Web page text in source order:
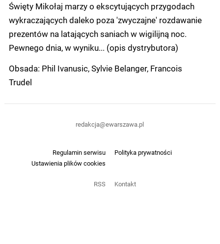
Święty Mikołaj marzy o ekscytujących przygodach
wykraczających daleko poza 'zwyczajne' rozdawanie
prezentów na latających saniach w wigilijną noc.
Pewnego dnia, w wyniku... (opis dystrybutora)
Obsada: Phil Ivanusic, Sylvie Belanger, Francois
Trudel
Regulamin serwisu
Polityka prywatności
Ustawienia plików cookies
RSS Kontakt
redakcja@ewarszawa.pl